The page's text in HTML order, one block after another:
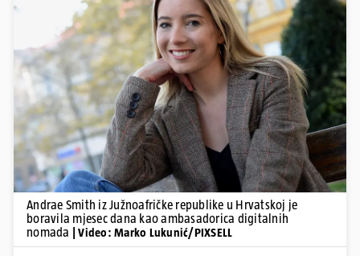
Pokretanje videa...
Andrae Smith iz Južnoafričke republike u Hrvatskoj je
boravila mjesec dana kao ambasadorica digitalnih
nomada
| Video: Marko Lukunić/PIXSELL